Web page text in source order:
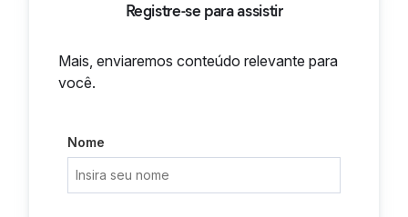
Registre-se para assistir
Mais, enviaremos conteúdo relevante para
você.
Nome